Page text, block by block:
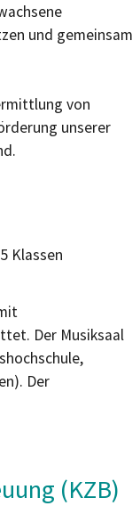
und gemeinsam
von
unserer
Klassen
Der Musiksaal
Der
(KZB)